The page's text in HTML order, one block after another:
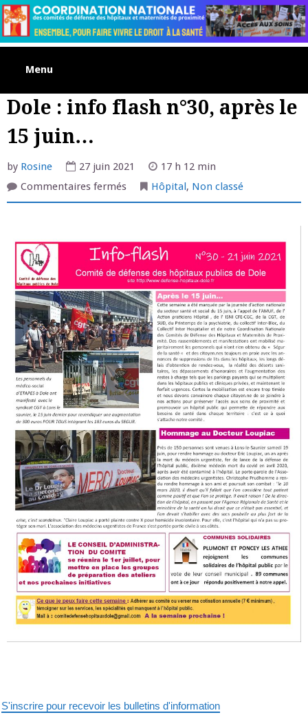
Skip
to
content
Menu
Dole : info flash n°30, après le
15 juin…
by Rosine 27 juin 2021
17 h 12 min
Commentaires ferméssur
:
après
le
15
juin…
Hôpital, Non classé
S'inscrire pour recevoir les bulletins d'information